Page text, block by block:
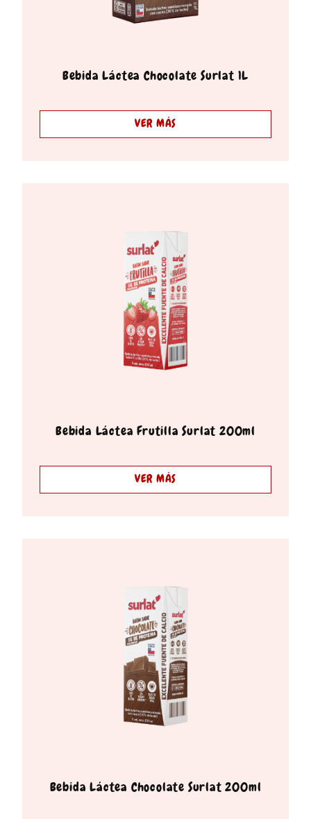
Bebida Láctea Chocolate Surlat 1L
VER MÁS
Bebida Láctea Frutilla Surlat 200ml
VER MÁS
Bebida Láctea Chocolate Surlat 200ml